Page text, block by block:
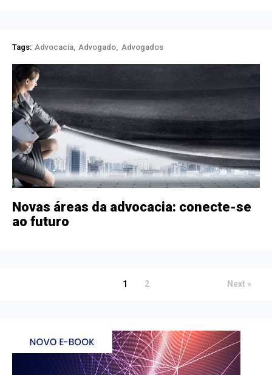
Tags: Advocacia Advogado Advogados
Novas áreas da advocacia: conecte-se
ao futuro
1 2 Next »